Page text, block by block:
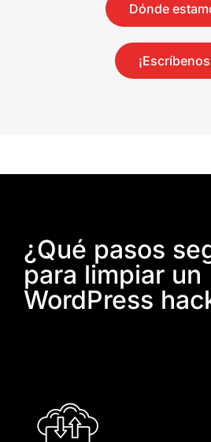
Dónde
¿Qué pasos
para limpiar un
WordPress